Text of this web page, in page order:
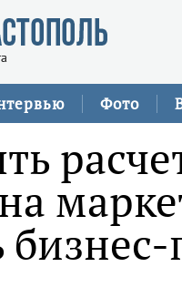
Фото